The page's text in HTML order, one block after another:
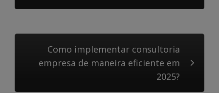
Como implementar consultoria
empresa de maneira eficiente em
2025?